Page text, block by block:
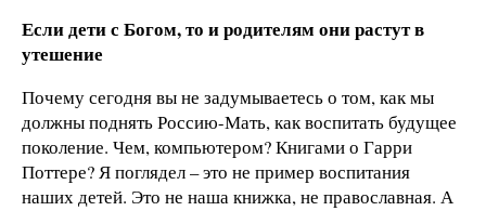
Если дети с Богом, то и родителям они растут в
утешение
Почему сегодня вы не задумываетесь о том, как мы
должны поднять Россию-Мать, как воспитать будущее
поколение. Чем, компьютером? Книгами о Гарри
Поттере? Я поглядел – это не пример воспитания
наших детей. Это не наша книжка, не православная. А